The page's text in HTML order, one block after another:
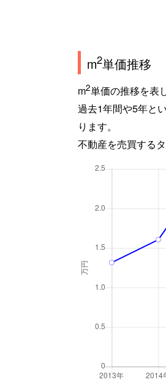
m2単価推移
m2単価の推移を表
過去1年間や5年と
ります。
不動産を売買する